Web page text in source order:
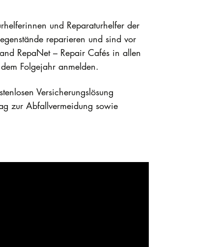
und Reparaturhelfer der
reparieren und sind vor
RepaNet – Repair Cafés in allen
Folgejahr anmelden.
Versicherungslösung
zur Abfallvermeidung sowie